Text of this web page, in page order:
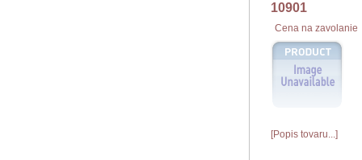
10901
Cena na zavolanie
[Popis tovaru...]